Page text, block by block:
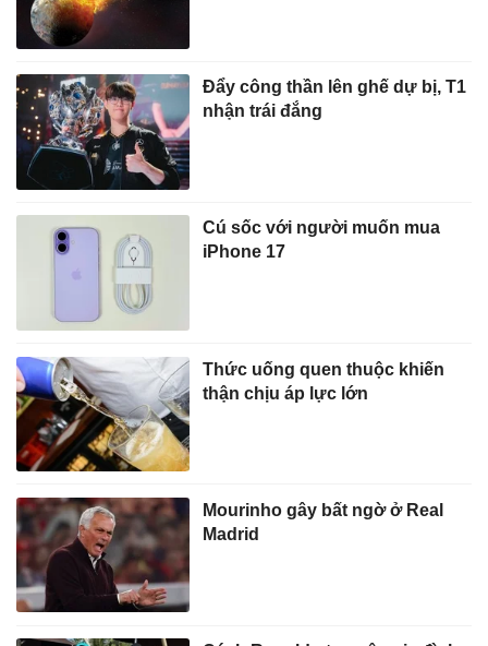
Đẩy công thần lên ghế dự bị, T1
nhận trái đắng
Cú sốc với người muốn mua
iPhone 17
Thức uống quen thuộc khiến
thận chịu áp lực lớn
Mourinho gây bất ngờ ở Real
Madrid